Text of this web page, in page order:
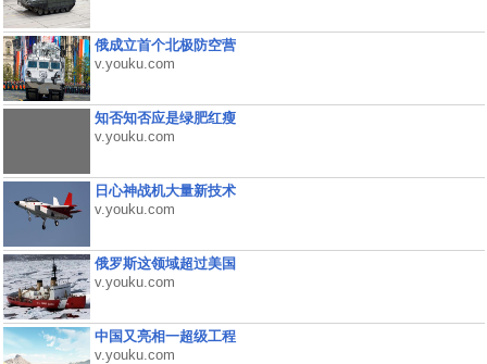
俄成立首个北极防空营
v.youku.com
知否知否应是绿肥红瘦
v.youku.com
日心神战机大量新技术
v.youku.com
俄罗斯这领域超过美国
v.youku.com
中国又亮相一超级工程
v.youku.com